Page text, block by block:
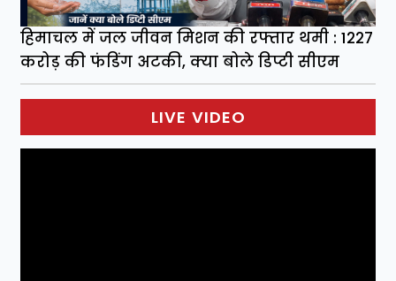
हिमाचल में जल जीवन मिशन की रफ्तार थमी : 1227
करोड़ की फंडिंग अटकी, क्या बोले डिप्टी सीएम
LIVE VIDEO